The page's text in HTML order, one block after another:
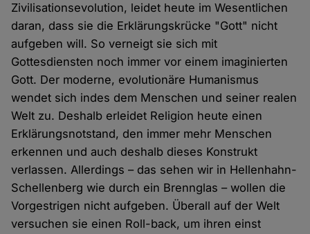
Zivilisationsevolution, leidet heute im Wesentlichen
daran, dass sie die Erklärungskrücke "Gott" nicht
aufgeben will. So verneigt sie sich mit
Gottesdiensten noch immer vor einem imaginierten
Gott. Der moderne, evolutionäre Humanismus
wendet sich indes dem Menschen und seiner realen
Welt zu. Deshalb erleidet Religion heute einen
Erklärungsnotstand, den immer mehr Menschen
erkennen und auch deshalb dieses Konstrukt
verlassen. Allerdings – das sehen wir in Hellenhahn-
Schellenberg wie durch ein Brennglas – wollen die
Vorgestrigen nicht aufgeben. Überall auf der Welt
versuchen sie einen Roll-back, um ihren einst